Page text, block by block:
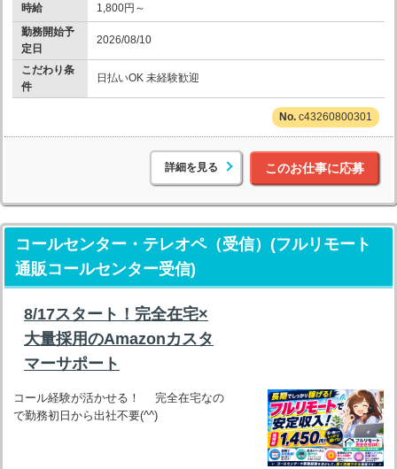
時給
1,800円～
勤務開始予
定日
2026/08/10
こだわり条
件
日払いOK 未経験歓迎
c43260800301
詳細を見る このお仕事に応募
コールセンター・テレオペ（受信）(フルリモート
通販コールセンター受信)
8/17スタート！完全在宅×
大量採用のAmazonカスタ
マーサポート
コール経験が活かせる！ 完全在宅なの
で勤務初日から出社不要(^^)